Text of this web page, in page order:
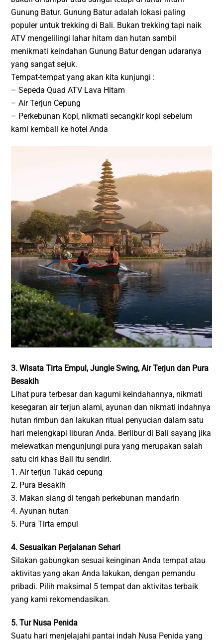
Gunung Batur. Gunung Batur adalah lokasi paling
populer untuk trekking di Bali. Bukan trekking tapi naik
ATV mengelilingi lahar hitam dan hutan sambil
menikmati keindahan Gunung Batur dengan udaranya
yang sangat sejuk.
Tempat-tempat yang akan kita kunjungi :
– Sepeda Quad ATV Lava Hitam
– Air Terjun Cepung
– Perkebunan Kopi, nikmati secangkir kopi sebelum
kami kembali ke hotel Anda
3. Wisata Tirta Empul, Jungle Swing, Air Terjun dan Pura
Besakih
Lihat pura terbesar dan kagumi keindahannya, nikmati
kesegaran air terjun alami, ayunan dan nikmati indahnya
hutan rimbun dan lakukan ritual penyucian dalam satu
hari melengkapi liburan Anda. Berlibur di Bali sayang jika
melewatkan mengunjungi pura yang merupakan salah
satu ciri khas Bali itu sendiri.
1. Air terjun Tukad cepung
2. Pura Besakih
3. Makan siang di tengah perkebunan mandarin
4. Ayunan hutan
5. Pura Tirta empul
4. Sesuaikan Perjalanan Sehari
Silakan gabungkan sesuai keinginan Anda tempat atau
aktivitas yang akan Anda lakukan, dengan pemandu
pribadi. Pilih maksimal 5 tempat dan aktivitas terbaik
yang kami rekomendasikan.
5. Tur Nusa Penida
Suatu hari menjelajahi pantai indah Nusa Penida yang